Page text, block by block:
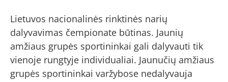
Lietuvos nacionalinės rinktinės narių
dalyvavimas čempionate būtinas. Jaunių
amžiaus grupės sportininkai gali dalyvauti tik
vienoje rungtyje individualiai. Jaunučių amžiaus
grupės sportininkai varžybose nedalyvauja